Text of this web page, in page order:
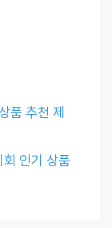
품 추천 제
인기 상품